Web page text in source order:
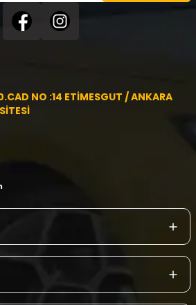
NO :14 ETİMESGUT / ANKARA